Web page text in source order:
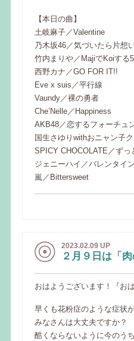
【本日の曲】
土岐麻子／Valentine
乃木坂46／気づいたら片想
竹内まりや／MajiでKoiする
西野カナ／GO FOR IT!!
Eve x suis／平行線
Vaundy／裸の勇者
Che’Nelle／Happiness
AKB48／恋するフォーチュ
国生さゆりwithおニャン子
SPICY CHOCOLATE／ず
ジェニーハイ／バレンタイ
嵐／Bittersweet
2023.02.09 UP
２月９日は「肉
おはようございます！『お
早くも花粉症のような症状
みなさんは大丈夫ですか？
酷くならないように今のう